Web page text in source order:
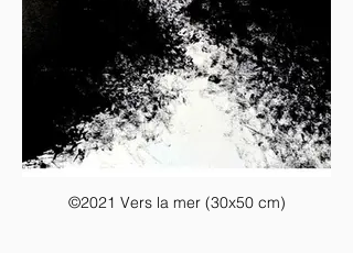
©2021 Vers la mer (30x50 cm)